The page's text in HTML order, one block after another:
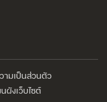
ามเป็นส่วนตัว
ผังเว็บไซต์